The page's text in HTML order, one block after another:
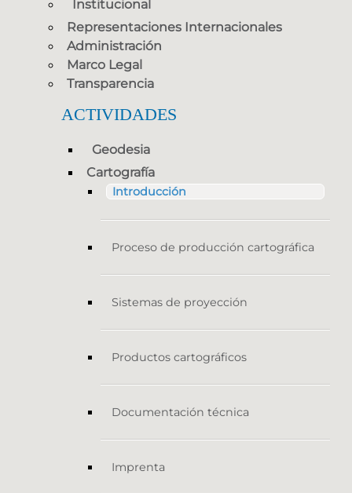
Institucional
Representaciones Internacionales
Administración
Marco Legal
Transparencia
ACTIVIDADES
Geodesia
Cartografía
Introducción
Proceso de producción cartográfica
Sistemas de proyección
Productos cartográficos
Documentación técnica
Imprenta